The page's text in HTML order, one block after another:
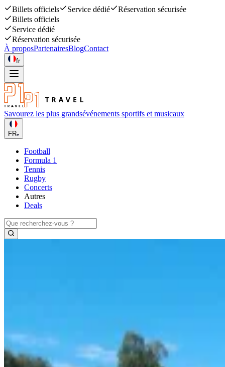
Billets officiels Service dédié
Réservation sécurisée
Billets officiels
Service dédié
Réservation sécurisée
À proposPartenairesBlogContact
fr
Savourez les plus grandsévénements sportifs et musicaux
FR
Football
Formula 1
Tennis
Rugby
Concerts
Autres
Deals